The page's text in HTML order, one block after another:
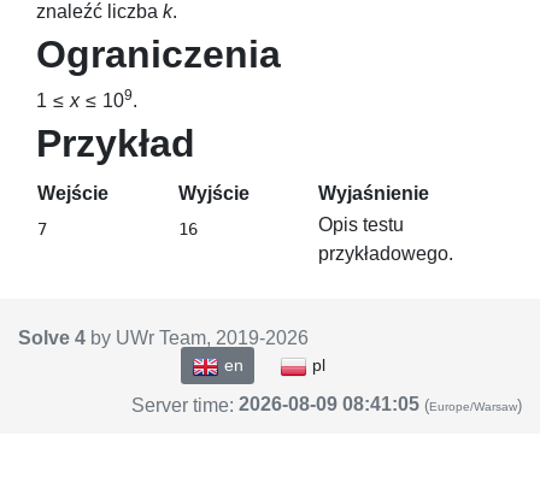
znaleźć liczba k.
Ograniczenia
1 ≤ x≤ 109.
Przykład
Wejście Wyjście Wyjaśnienie
Opis testu
przykładowego.
Solve 4 by UWr Team, 2019-2026
en pl
Server time: 2026-08-09 08:41:05 (Europe/Warsaw)